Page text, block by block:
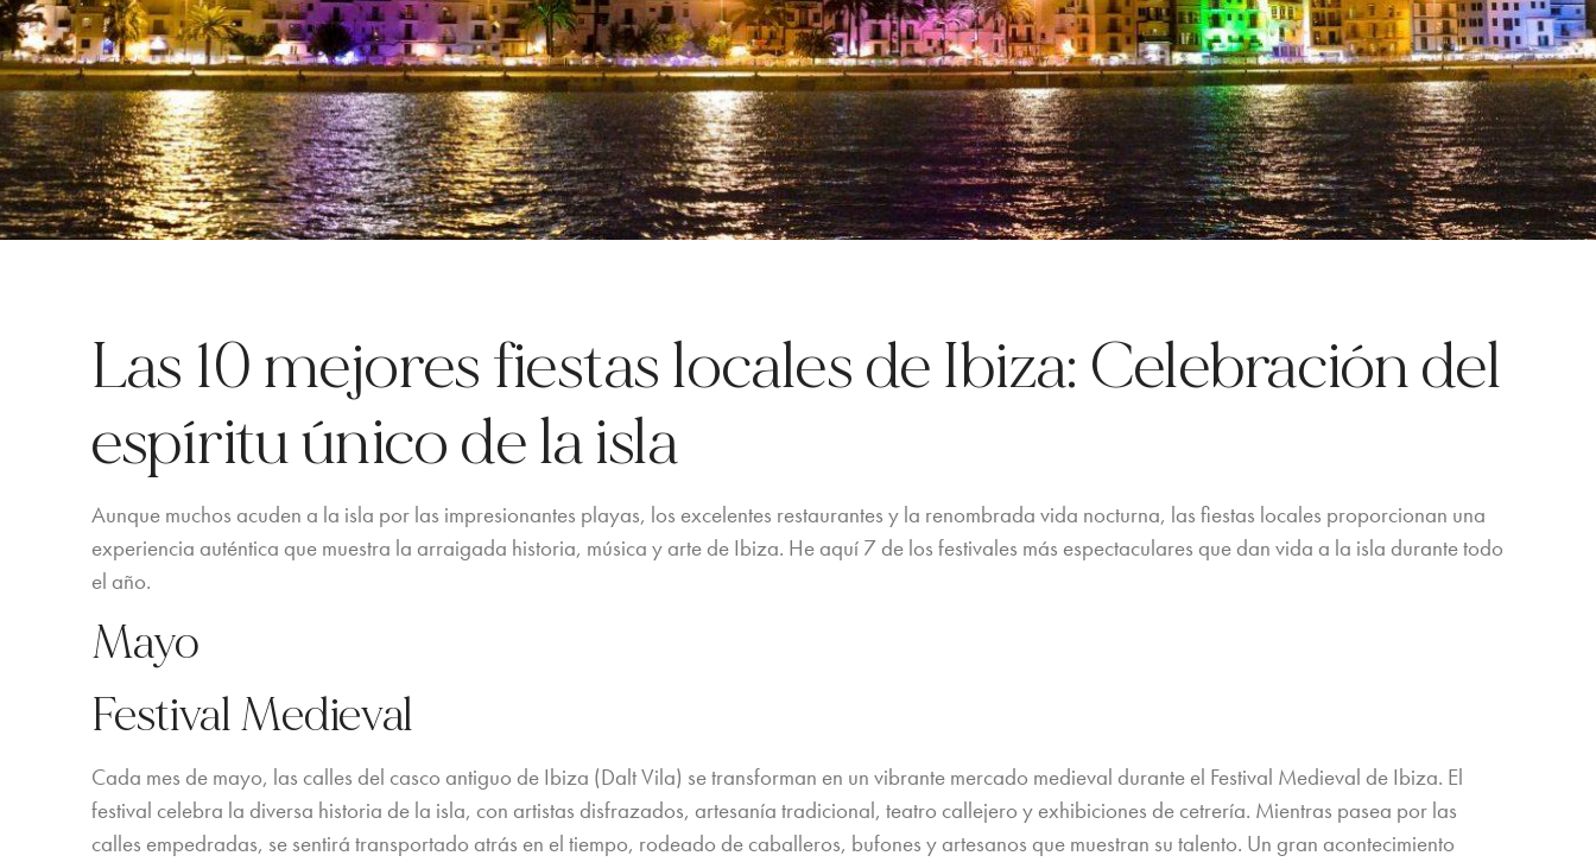
Las 10 mejores fiestas locales de Ibiza: Celebración del
espíritu único de la isla
Aunque muchos acuden a la isla por las impresionantes playas, los excelentes restaurantes y la renombrada vida nocturna, las fiestas locales proporcionan una
experiencia auténtica que muestra la arraigada historia, música y arte de Ibiza. He aquí 7 de los festivales más espectaculares que dan vida a la isla durante todo
el año.
Mayo
Festival Medieval
Cada mes de mayo, las calles del casco antiguo de Ibiza (Dalt Vila) se transforman en un vibrante mercado medieval durante el Festival Medieval de Ibiza. El
festival celebra la diversa historia de la isla, con artistas disfrazados, artesanía tradicional, teatro callejero y exhibiciones de cetrería. Mientras pasea por las
calles empedradas, se sentirá transportado atrás en el tiempo, rodeado de caballeros, bufones y artesanos que muestran su talento. Un gran acontecimiento